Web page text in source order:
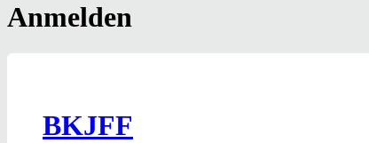
Anmelden
BKJFF